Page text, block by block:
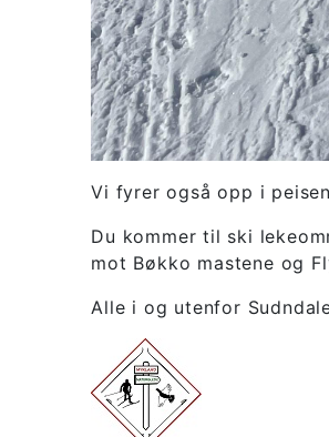
Vi fyrer også opp i
Du kommer til ski
mot Bøkko mastene og
Alle i og utenfor